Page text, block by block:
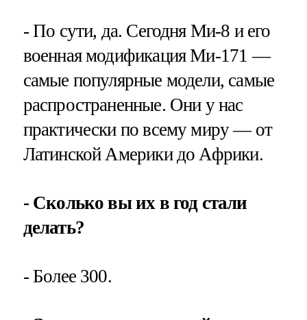
- По сути, да. Сегодня Ми-8 и его
военная модификация Ми-171 —
самые популярные модели, самые
распространенные. Они у нас
практически по всему миру — от
Латинской Америки до Африки.
- Сколько вы их в год стали
делать?
- Более 300.